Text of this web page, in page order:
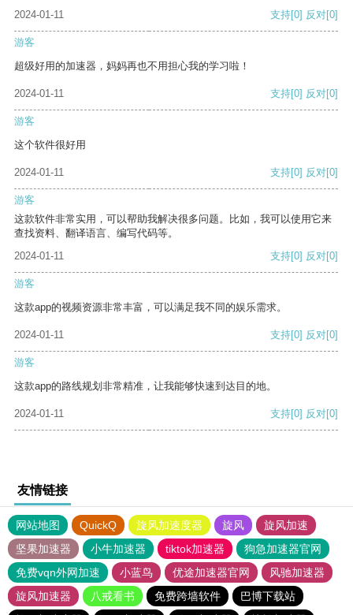
2024-01-11
支持[0] 反对[0]
游客
超级好用的加速器，妈妈再也不用担心我的学习啦！
2024-01-11 支持[0] 反对[0]
游客
这个软件很好用
2024-01-11 支持[0] 反对[0]
游客
这款软件非常实用，可以帮助我解决很多问题。比如，我可以使用它来
查找资料、翻译语言、编写代码等。
2024-01-11
支持[0] 反对[0]
游客
这款app的视频资源非常丰富，可以满足我不同的娱乐需求。
2024-01-11 支持[0] 反对[0]
游客
这款app的路线规划非常精准，让我能够快速到达目的地。
2024-01-11 支持[0] 反对[0]
友情链接
网站地图 QuickQ 旋风加速度器 旋风
旋风加速
坚果加速器
小牛加速器 tiktok加速器
狗急加速器官网
免费vqn外网加速
小蓝鸟 优途加速器官网
风驰加速器
旋风加速器
八戒看书 免费跨墙软件
巴博下载站